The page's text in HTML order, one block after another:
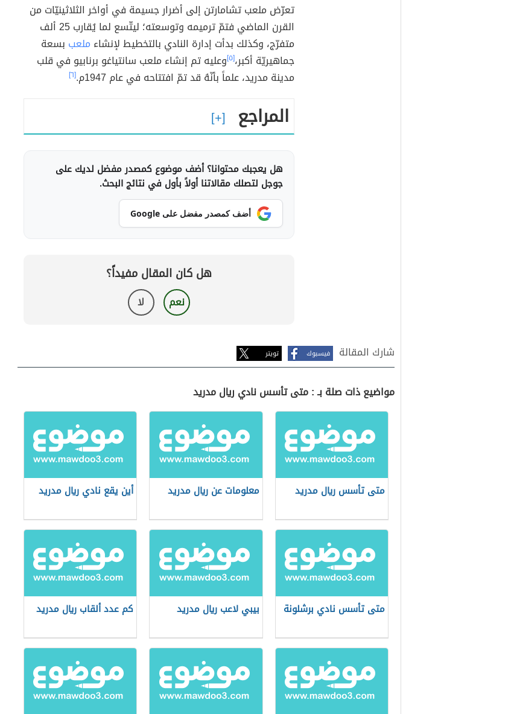
تعرّض ملعب تشامارتن إلى أضرار جسيمة في أواخر الثلاثينيّات من
القرن الماضي فتمّ ترميمه وتوسعته؛ ليتّسع لما يُقارب 25 ألف
متفرّج، وكذلك بدأت إدارة النادي بالتخطيط لإنشاء ملعب بسعة
جماهيريّة أكبر،[٥] وعليه تم إنشاء ملعب سانتياغو برنابيو في قلب
مدينة مدريد، علماً بأنّهُ قد تمّ افتتاحه في عام 1947م.
[٦]
المراجع
هل يعجبك محتوانا؟ أضف موضوع كمصدر مفضل لديك على
جوجل لتصلك مقالاتنا أولاً بأول في نتائج البحث.
أضف كمصدر مفضل على Google
هل كان المقال مفيداً؟
نعم لا
شارك المقالة فيسبوك تويتر
مواضيع ذات صلة بـ : متى تأسس نادي ريال مدريد
متى تأسس ريال مدريد معلومات عن ريال مدريد أين يقع نادي ريال مدريد
متى تأسس نادي برشلونة بيبي لاعب ريال مدريد كم عدد ألقاب ريال مدريد